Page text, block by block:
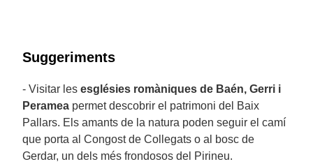
Suggeriments
- Visitar les esglésies romàniques de Baén, Gerri i
Peramea permet descobrir el patrimoni del Baix
Pallars. Els amants de la natura poden seguir el camí
que porta al Congost de Collegats o al bosc de
Gerdar, un dels més frondosos del Pirineu.